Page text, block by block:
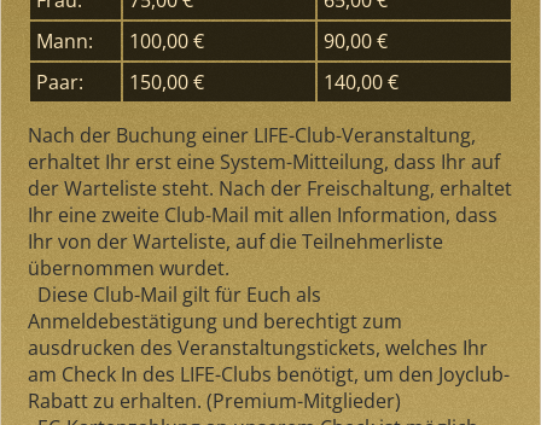
Mann:
100,00 €
90,00 €
Paar:
150,00 €
140,00 €
Nach der Buchung einer LIFE-Club-Veranstaltung,
erhaltet Ihr erst eine System-Mitteilung, dass Ihr auf
der Warteliste steht. Nach der Freischaltung, erhaltet
Ihr eine zweite Club-Mail mit allen Information, dass
Ihr von der Warteliste, auf die Teilnehmerliste
übernommen wurdet.
Diese Club-Mail gilt für Euch als
Anmeldebestätigung und berechtigt zum
ausdrucken des Veranstaltungstickets, welches Ihr
am Check In des LIFE-Clubs benötigt, um den Joyclub-
Rabatt zu erhalten. (Premium-Mitglieder)